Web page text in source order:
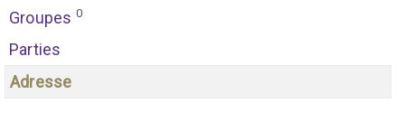
Groupes 0
Parties
Adresse